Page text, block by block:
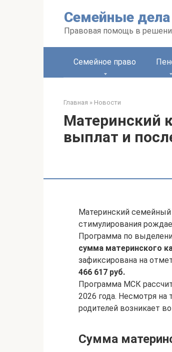
Семейные дела
Правовая помощь в
Семейное право
Главная » Новости
Материнский
выплат и
Материнский
стимулирования
Программа по
сумма материнского
зафиксирована на
466 617 руб.
Программа МСК
2026 года. Несмотря на
родителей возникает
Сумма